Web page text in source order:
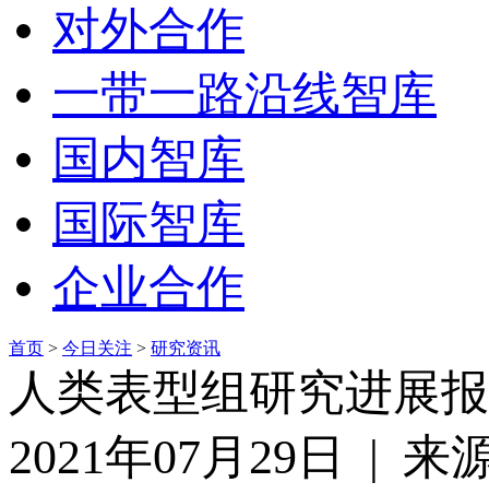
对外合作
一带一路沿线智库
国内智库
国际智库
企业合作
首页 > 今日关注 > 研究资讯
人类表型组研究进展
2021年07月29日 | 来